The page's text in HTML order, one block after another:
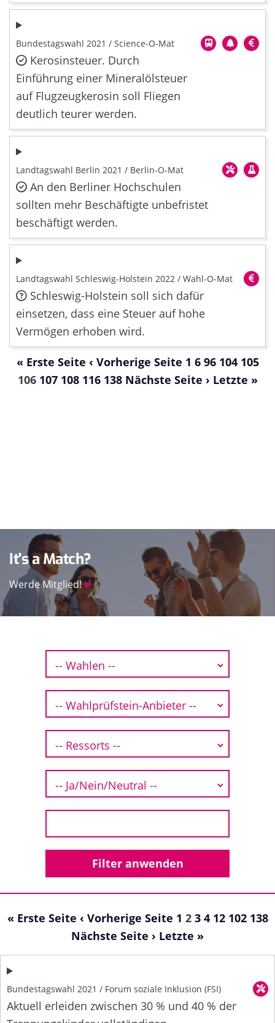
Bundestagswahl 2021 / Science-O-Mat
Kerosinsteuer. Durch
Einführung einer Mineralölsteuer
auf Flugzeugkerosin soll Fliegen
deutlich teurer werden.
Landtagswahl Berlin 2021 / Berlin-O-Mat
An den Berliner Hochschulen
sollten mehr Beschäftigte unbefristet
beschäftigt werden.
Landtagswahl Schleswig-Holstein 2022 / Wahl-O-Mat
Schleswig-Holstein soll sich dafür
einsetzen, dass eine Steuer auf hohe
Vermögen erhoben wird.
« Erste Seite ‹ Vorherige Seite 1 6 96 104 105
106 107 108 116 138 Nächste Seite › Letzte »
It's a Match?
Werde Mitglied!
« Erste Seite ‹ Vorherige Seite 1 2 3 4 12 102 138
Nächste Seite › Letzte »
Bundestagswahl 2021 / Forum soziale Inklusion (FSI)
Aktuell erleiden zwischen 30 % und 40 % der